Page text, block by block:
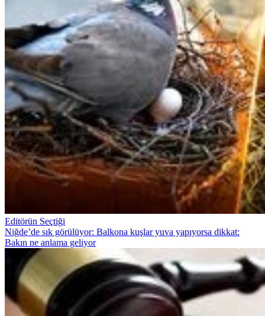
Editörün Seçtiği
Niğde’de sık görülüyor: Balkona kuşlar yuva yapıyorsa dikkat:
Bakın ne anlama geliyor